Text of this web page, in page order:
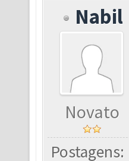
Nabil
Novato
Postagens: